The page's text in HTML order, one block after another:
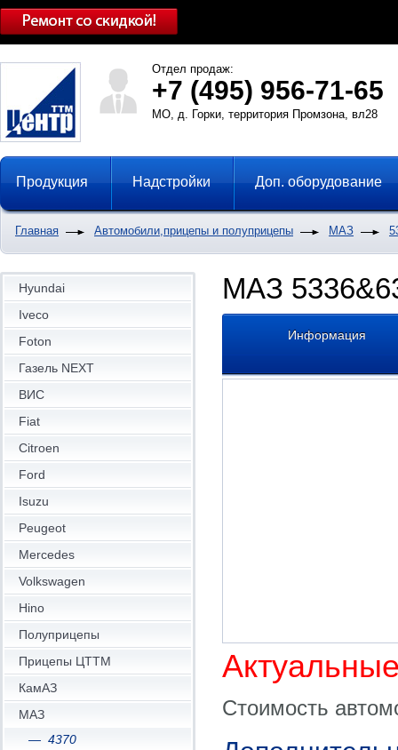
Отдел продаж:
+7 (495) 956-71-65
МО, д. Горки, территория Промзона, вл28
Продукция Надстройки Доп. оборудование
Главная Автомобили,прицепы и полуприцепы МАЗ
МАЗ
Информация
Стоимость
Hyundai
Iveco
Foton
Газель NEXT
ВИС
Fiat
Citroen
Ford
Isuzu
Peugeot
Mercedes
Volkswagen
Hino
Полуприцепы
Прицепы ЦТТМ
КамАЗ
МАЗ
4370